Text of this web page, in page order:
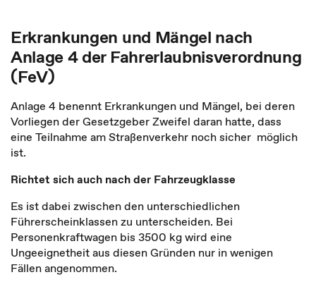
Erkrankungen und Mängel nach
Anlage 4 der Fahrerlaubnisverordnung
(FeV)
Anlage 4 benennt Erkrankungen und Mängel, bei deren
Vorliegen der Gesetzgeber Zweifel daran hatte, dass
eine Teilnahme am Straßenverkehr noch sicher möglich
ist.
Richtet sich auch nach der Fahrzeugklasse
Es ist dabei zwischen den unterschiedlichen
Führerscheinklassen zu unterscheiden. Bei
Personenkraftwagen bis 3500 kg wird eine
Ungeeignetheit aus diesen Gründen nur in wenigen
Fällen angenommen.